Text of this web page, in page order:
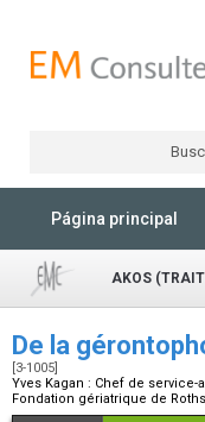
Página principal
AKOS
De la
[3-1005]
Yves Kagan : Chef de service-
Fondation gériatrique de